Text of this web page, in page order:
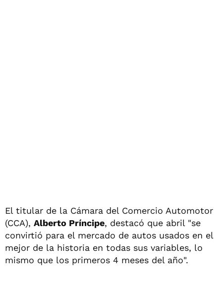
El titular de la Cámara del Comercio Automotor
(CCA), Alberto Príncipe, destacó que abril "se
convirtió para el mercado de autos usados en el
mejor de la historia en todas sus variables, lo
mismo que los primeros 4 meses del año".